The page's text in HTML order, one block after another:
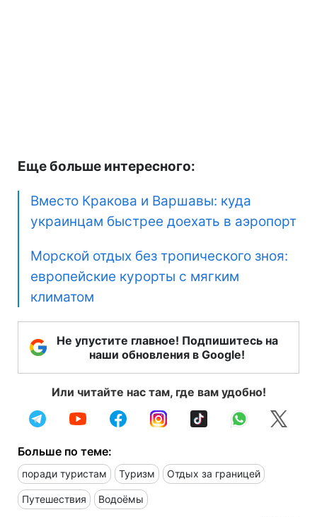
Еще больше интересного:
Вместо Кракова и Варшавы: куда
украинцам быстрее доехать в аэропорт
Морской отдых без тропического зноя:
европейские курорты с мягким
климатом
Не упустите главное! Подпишитесь на
наши обновления в Google!
Или читайте нас там, где вам удобно!
Больше по теме:
поради туристам Туризм Отдых за границей
Путешествия Водоёмы